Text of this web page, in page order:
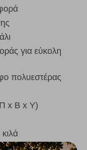
για εύκολη
πολυεστέρας
x Β x Υ)